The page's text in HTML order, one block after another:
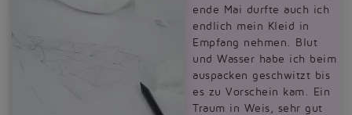
ende Mai durfte auch ich
endlich mein Kleid in
Empfang nehmen. Blut
und Wasser habe ich beim
auspacken geschwitzt bis
es zu Vorschein kam. Ein
Traum in Weis, sehr gut